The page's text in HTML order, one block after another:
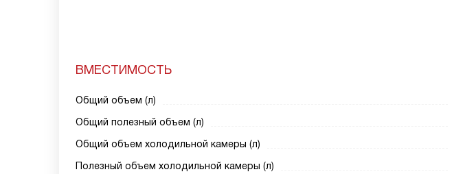
ВМЕСТИМОСТЬ
Общий объем (л)
Общий полезный объем (л)
Общий объем холодильной камеры (л)
Полезный объем холодильной камеры (л)